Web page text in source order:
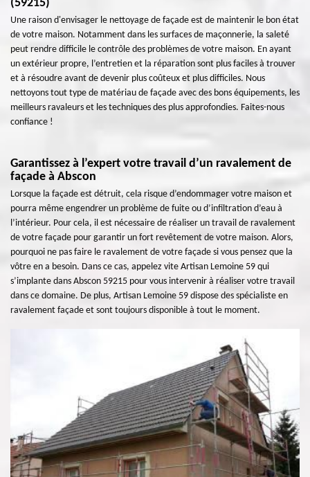
(59215)
Une raison d'envisager le nettoyage de façade est de maintenir le bon état
de votre maison. Notamment dans les surfaces de maçonnerie, la saleté
peut rendre difficile le contrôle des problèmes de votre maison. En ayant
un extérieur propre, l’entretien et la réparation sont plus faciles à trouver
et à résoudre avant de devenir plus coûteux et plus difficiles. Nous
nettoyons tout type de matériau de façade avec des bons équipements, les
meilleurs ravaleurs et les techniques des plus approfondies. Faites-nous
confiance !
Garantissez à l’expert votre travail d’un ravalement de
façade à Abscon
Lorsque la façade est détruit, cela risque d’endommager votre maison et
pourra même engendrer un problème de fuite ou d’infiltration d’eau à
l’intérieur. Pour cela, il est nécessaire de réaliser un travail de ravalement
de votre façade pour garantir un fort revêtement de votre maison. Alors,
pourquoi ne pas faire le ravalement de votre façade si vous pensez que la
vôtre en a besoin. Dans ce cas, appelez vite Artisan Lemoine 59 qui
s’implante dans Abscon 59215 pour vous intervenir à réaliser votre travail
dans ce domaine. De plus, Artisan Lemoine 59 dispose des spécialiste en
ravalement façade et sont toujours disponible à tout le moment.